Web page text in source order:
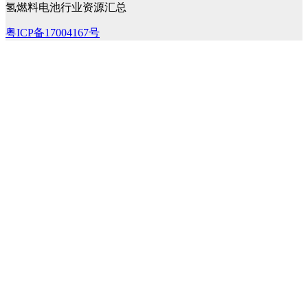
氢燃料电池行业资源汇总
粤ICP备17004167号